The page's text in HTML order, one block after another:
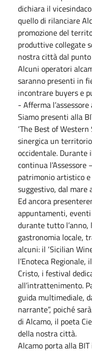
dichiara il vicesindaco
quello di rilanciare
promozione del
produttive collegate
nostra città dal
Alcuni operatori
saranno presenti in
incontrare buyers e
- Afferma
Siamo presenti alla
‘The Best of
sinergica un
occidentale. Durante
continua
patrimonio artistico
suggestivo, dal mare
Ed ancora
appuntamenti,
durante tutto
gastronomia locale,
alcuni: il ‘Sicilian
l’Enoteca Regionale,
Cristo, i festival
all’intrattenimento.
guida multimediale,
narrante”, poiché
di Alcamo, il poeta
della nostra città.
Alcamo porta alla